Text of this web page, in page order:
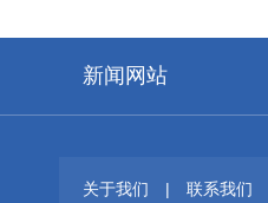
新闻网站
关于我们 | 联系我们